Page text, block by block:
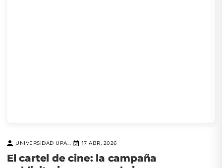
UNIVERSIDAD UPAEP | 17 ABR, 2026
El cartel de cine: la campaña